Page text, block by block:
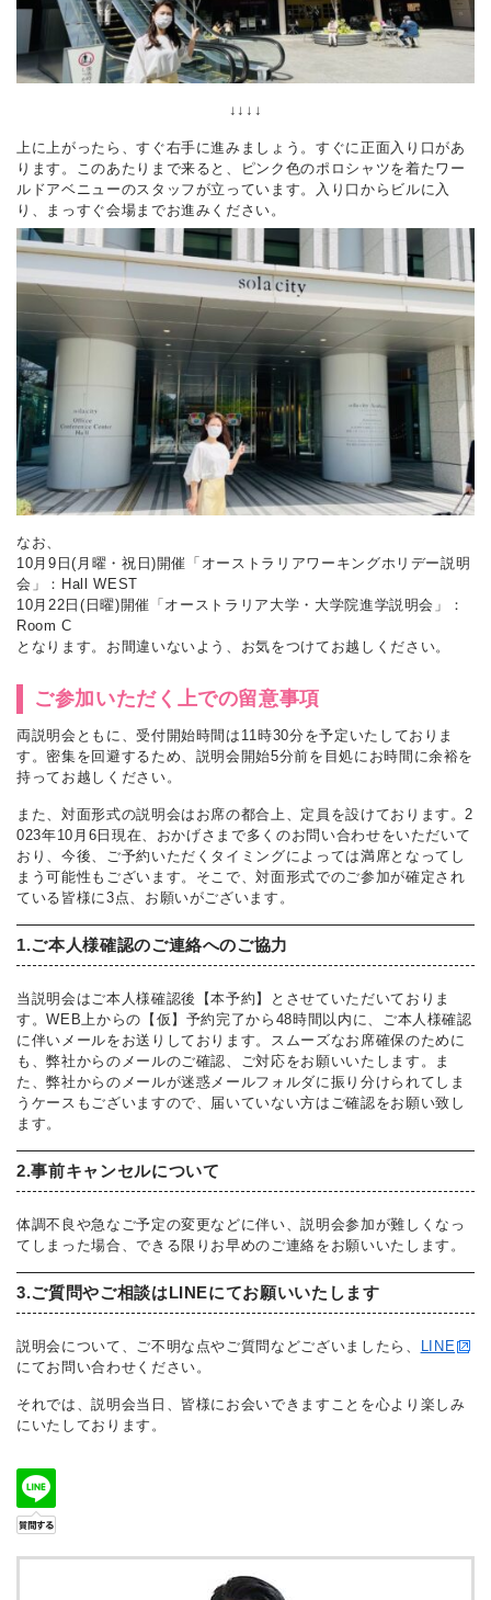
↓↓↓↓
上に上がったら、すぐ右手に進みましょう。すぐに正面入り口があ
ります。このあたりまで来ると、ピンク色のポロシャツを着たワー
ルドアベニューのスタッフが立っています。入り口からビルに入
り、まっすぐ会場までお進みください。
なお、
10月9日(月曜・祝日)開催「オーストラリアワーキングホリデー説明
会」：Hall WEST
10月22日(日曜)開催「オーストラリア大学・大学院進学説明会」：
Room C
となります。お間違いないよう、お気をつけてお越しください。
ご参加いただく上での留意事項
両説明会ともに、受付開始時間は11時30分を予定いたしておりま
す。密集を回避するため、説明会開始5分前を目処にお時間に余裕を
持ってお越しください。
また、対面形式の説明会はお席の都合上、定員を設けております。2
023年10月6日現在、おかげさまで多くのお問い合わせをいただいて
おり、今後、ご予約いただくタイミングによっては満席となってし
まう可能性もございます。そこで、対面形式でのご参加が確定され
ている皆様に3点、お願いがございます。
1.ご本人様確認のご連絡へのご協力
当説明会はご本人様確認後【本予約】とさせていただいておりま
す。WEB上からの【仮】予約完了から48時間以内に、ご本人様確認
に伴いメールをお送りしております。スムーズなお席確保のために
も、弊社からのメールのご確認、ご対応をお願いいたします。ま
た、弊社からのメールが迷惑メールフォルダに振り分けられてしま
うケースもございますので、届いていない方はご確認をお願い致し
ます。
2.事前キャンセルについて
体調不良や急なご予定の変更などに伴い、説明会参加が難しくなっ
てしまった場合、できる限りお早めのご連絡をお願いいたします。
3.ご質問やご相談はLINEにてお願いいたします
説明会について、ご不明な点やご質問などございましたら、 LINE
にてお問い合わせください。
それでは、説明会当日、皆様にお会いできますことを心より楽しみ
にいたしております。